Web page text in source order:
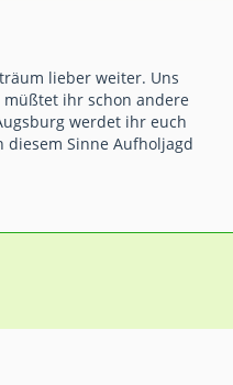
lieber weiter. Uns
ihr schon andere
werdet ihr euch
Sinne Aufholjagd